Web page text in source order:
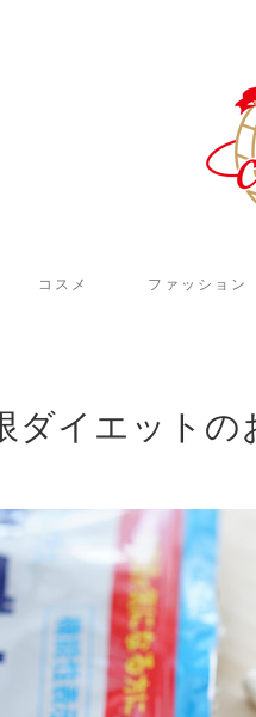
コスメ ファッション
ダイエット